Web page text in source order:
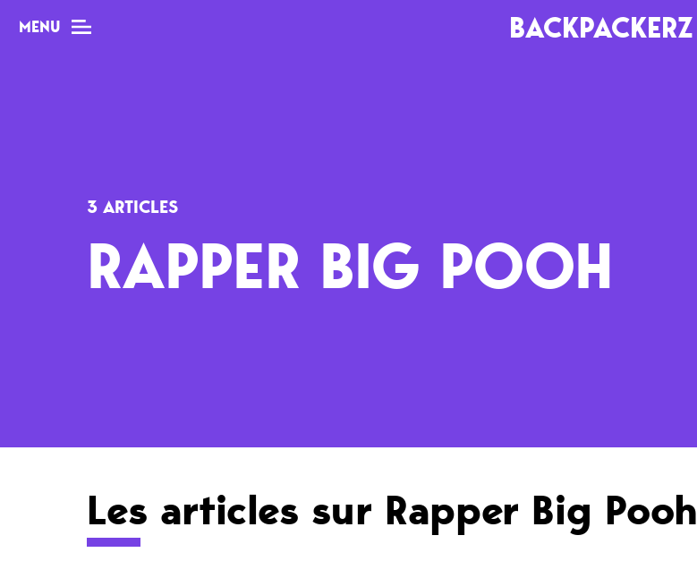
MENU BACKPACKERZ
Tops
Interviews
Chroniques
3 ARTICLES
RAPPER BIG POOH
Les articles sur Rapper Big Pooh